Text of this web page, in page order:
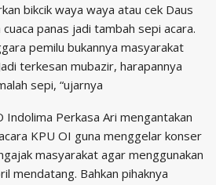
bikcik waya waya atau cek Daus
panas jadi tambah sepi acara.
pemilu bukannya masyarakat
terkesan mubazir, harapannya
sepi, “ujarnya
Indolima Perkasa Ari mengantakan
KPU OI guna menggelar konser
masyarakat agar menggunakan
mendatang. Bahkan pihaknya